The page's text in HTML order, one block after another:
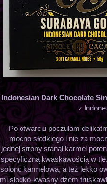
Indonesian Dark Chocolate
z
Po otwarciu poczułam
mocno słodkiego i nie za
jednej strony stanął karmel
specyficzną kwaskawością w
solono karmelowa, a też lekko
mi słodko-kwaśny dżem